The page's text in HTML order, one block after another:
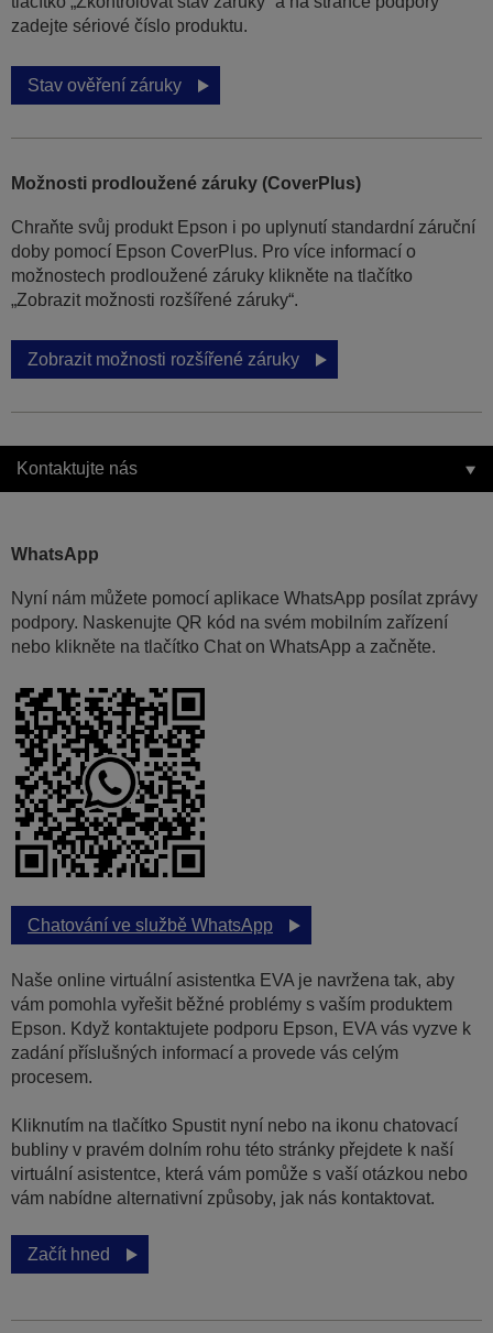
zadejte sériové číslo produktu.
Stav ověření záruky
Možnosti prodloužené záruky (CoverPlus)
Chraňte svůj produkt Epson i po uplynutí standardní záruční
doby pomocí Epson CoverPlus. Pro více informací o
možnostech prodloužené záruky klikněte na tlačítko
„Zobrazit možnosti rozšířené záruky“.
Zobrazit možnosti rozšířené záruky
Kontaktujte nás
WhatsApp
Nyní nám můžete pomocí aplikace WhatsApp posílat zprávy
podpory. Naskenujte QR kód na svém mobilním zařízení
nebo klikněte na tlačítko Chat on WhatsApp a začněte.
Chatování ve službě WhatsApp
Naše online virtuální asistentka EVA je navržena tak, aby
vám pomohla vyřešit běžné problémy s vaším produktem
Epson. Když kontaktujete podporu Epson, EVA vás vyzve k
zadání příslušných informací a provede vás celým
procesem.
Kliknutím na tlačítko Spustit nyní nebo na ikonu chatovací
bubliny v pravém dolním rohu této stránky přejdete k naší
virtuální asistentce, která vám pomůže s vaší otázkou nebo
vám nabídne alternativní způsoby, jak nás kontaktovat.
Začít hned